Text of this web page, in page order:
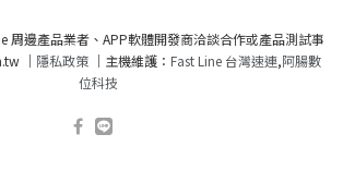
周邊產品業者、APP軟體開發商洽談合作或產品測試事
｜ 隱私政策｜主機維護： Fast Line 台灣速連,阿腸數
位科技